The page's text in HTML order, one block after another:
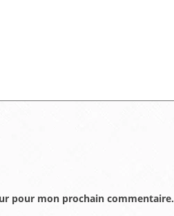
pour mon prochain commentaire.